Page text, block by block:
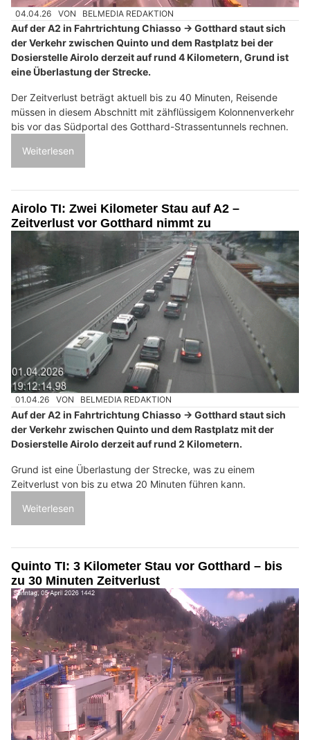
04.04.26 VON BELMEDIA REDAKTION
Auf der A2 in Fahrtrichtung Chiasso → Gotthard staut sich
der Verkehr zwischen Quinto und dem Rastplatz bei der
Dosierstelle Airolo derzeit auf rund 4 Kilometern, Grund ist
eine Überlastung der Strecke.
Der Zeitverlust beträgt aktuell bis zu 40 Minuten, Reisende
müssen in diesem Abschnitt mit zähflüssigem Kolonnenverkehr
bis vor das Südportal des Gotthard-Strassentunnels rechnen.
Weiterlesen
Airolo TI: Zwei Kilometer Stau auf A2 –
Zeitverlust vor Gotthard nimmt zu
01.04.26 VON BELMEDIA REDAKTION
Auf der A2 in Fahrtrichtung Chiasso → Gotthard staut sich
der Verkehr zwischen Quinto und dem Rastplatz mit der
Dosierstelle Airolo derzeit auf rund 2 Kilometern.
Grund ist eine Überlastung der Strecke, was zu einem
Zeitverlust von bis zu etwa 20 Minuten führen kann.
Weiterlesen
Quinto TI: 3 Kilometer Stau vor Gotthard – bis
zu 30 Minuten Zeitverlust